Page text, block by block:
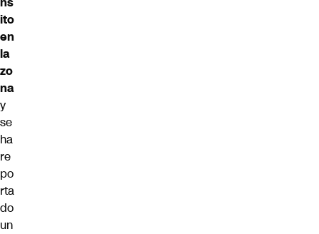
ito
en
la
zo
na
y
se
ha
re
po
rta
do
un